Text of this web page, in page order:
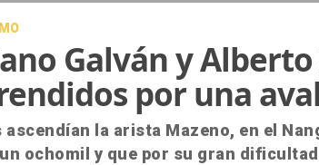
Galván y
por una
la arista Mazeno, en el
un ochomil y que por su gran